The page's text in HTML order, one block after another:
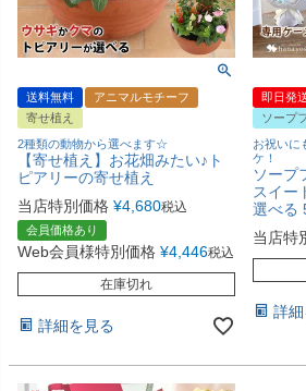
送料無料
アニマルモチーフ
寄せ植え
2種類の動物から選べます☆
【寄せ植え】お花畑みたい♪ト
ピアリーの寄せ植え
当店特別価格 ¥4,680税込
会員価格あり
Web会員様特別価格 ¥4,446税込
在庫切れ
詳細を見る
即日発
ソープ
お祝いに
ケ！
ソープ
スイー
選べる
当店特
詳